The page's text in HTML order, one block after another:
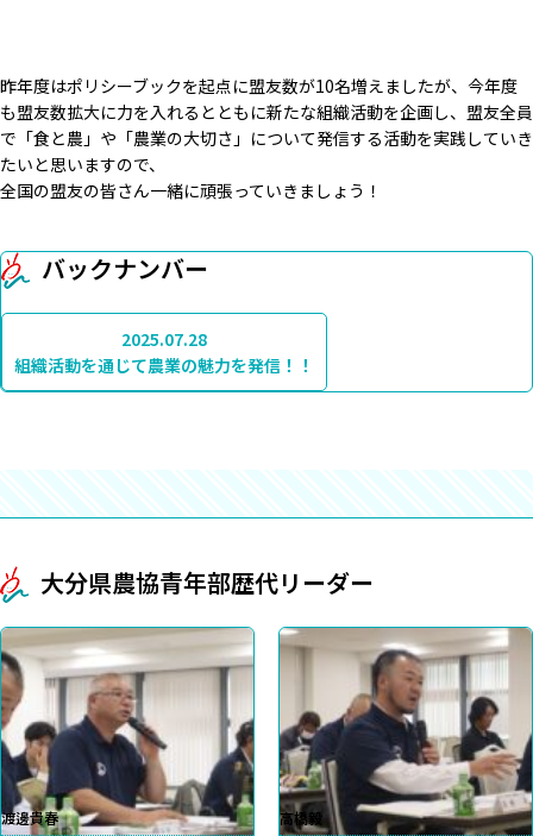
昨年度はポリシーブックを起点に盟友数が10名増えましたが、今年度
も盟友数拡大に力を入れるとともに新たな組織活動を企画し、盟友全員
で「食と農」や「農業の大切さ」について発信する活動を実践していき
たいと思いますので、
全国の盟友の皆さん一緒に頑張っていきましょう！
バックナンバー
2025.07.28
組織活動を通じて農業の魅力を発信！！
大分県農協青年部歴代リーダー
渡邊貴春
高橋毅